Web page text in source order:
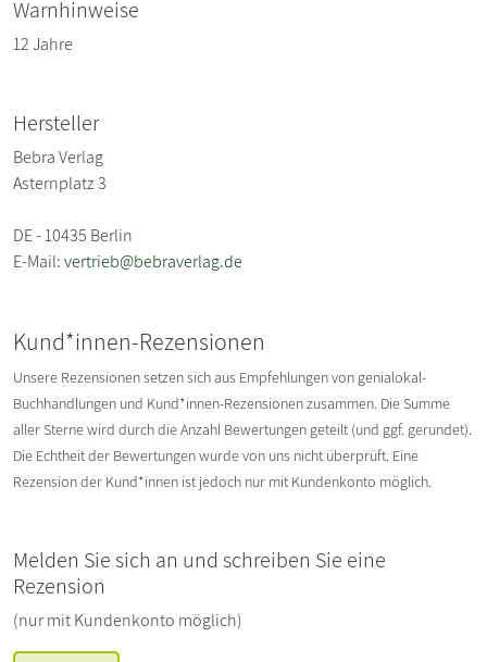
Warnhinweise
12 Jahre
Hersteller
Bebra Verlag
Asternplatz 3
DE - 10435 Berlin
E-Mail:vertrieb@bebraverlag.de
Kund*innen-Rezensionen
Unsere Rezensionen setzen sich aus Empfehlungen von genialokal-
Buchhandlungen und Kund*innen-Rezensionen zusammen. Die Summe
aller Sterne wird durch die Anzahl Bewertungen geteilt (und ggf. gerundet).
Die Echtheit der Bewertungen wurde von uns nicht überprüft. Eine
Rezension der Kund*innen ist jedoch nur mit Kundenkonto möglich.
Melden Sie sich an und schreiben Sie eine
Rezension
(nur mit Kundenkonto möglich)